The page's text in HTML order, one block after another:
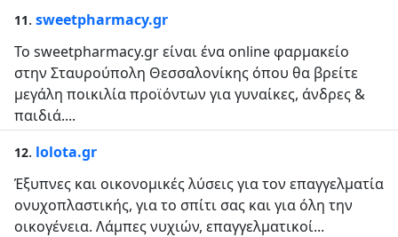
11. sweetpharmacy.gr
Το sweetpharmacy.gr είναι ένα online φαρμακείο
στην Σταυρούπολη Θεσσαλονίκης όπου θα βρείτε
μεγάλη ποικιλία προϊόντων για γυναίκες, άνδρες &
παιδιά....
12. lolota.gr
Έξυπνες και οικονομικές λύσεις για τον επαγγελματία
ονυχοπλαστικής, για το σπίτι σας και για όλη την
οικογένεια. Λάμπες νυχιών, επαγγελματικοί...